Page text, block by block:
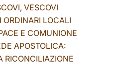
VESCOVI
ORDINARI LOCALI
E COMUNIONE
APOSTOLICA:
RICONCILIAZIONE